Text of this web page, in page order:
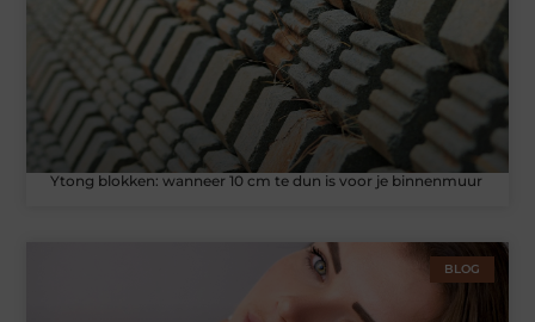
Ytong blokken: wanneer 10 cm te dun is voor je binnenmuur
BLOG